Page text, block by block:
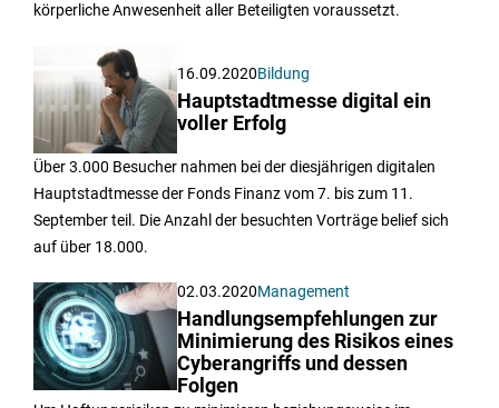
körperliche Anwesenheit aller Beteiligten voraussetzt.
16.09.2020Bildung
Hauptstadtmesse digital ein
voller Erfolg
Über 3.000 Besucher nahmen bei der diesjährigen digitalen
Hauptstadtmesse der Fonds Finanz vom 7. bis zum 11.
September teil. Die Anzahl der besuchten Vorträge belief sich
auf über 18.000.
02.03.2020Management
Handlungsempfehlungen zur
Minimierung des Risikos eines
Cyberangriffs und dessen
Folgen